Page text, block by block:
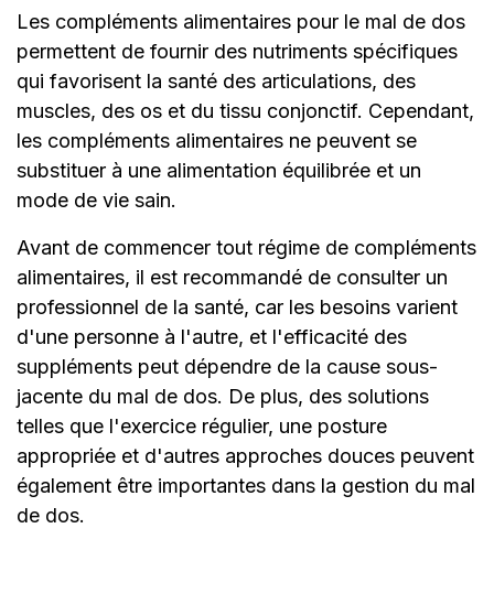
Les compléments alimentaires pour le mal de dos
permettent de fournir des nutriments spécifiques
qui favorisent la santé des articulations, des
muscles, des os et du tissu conjonctif. Cependant,
les compléments alimentaires ne peuvent se
substituer à une alimentation équilibrée et un
mode de vie sain.
Avant de commencer tout régime de compléments
alimentaires, il est recommandé de consulter un
professionnel de la santé, car les besoins varient
d'une personne à l'autre, et l'efficacité des
suppléments peut dépendre de la cause sous-
jacente du mal de dos. De plus, des solutions
telles que l'exercice régulier, une posture
appropriée et d'autres approches douces peuvent
également être importantes dans la gestion du mal
de dos.